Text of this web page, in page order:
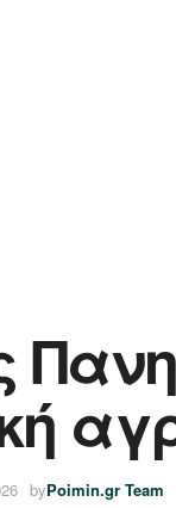
byPoimin.gr Team